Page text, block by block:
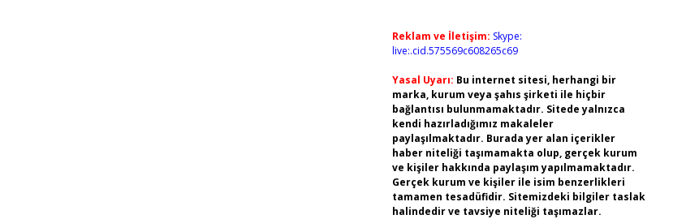
Reklam ve İletişim: Skype:
live:.cid.575569c608265c69
Yasal Uyarı: Bu internet sitesi, herhangi bir
marka, kurum veya şahıs şirketi ile hiçbir
bağlantısı bulunmamaktadır. Sitede yalnızca
kendi hazırladığımız makaleler
paylaşılmaktadır. Burada yer alan içerikler
haber niteliği taşımamakta olup, gerçek kurum
ve kişiler hakkında paylaşım yapılmamaktadır.
Gerçek kurum ve kişiler ile isim benzerlikleri
tamamen tesadüfidir. Sitemizdeki bilgiler taslak
halindedir ve tavsiye niteliği taşımazlar.